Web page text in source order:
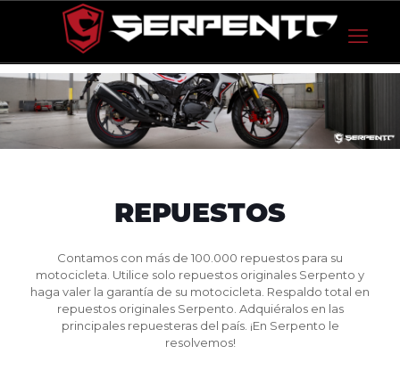
REPUESTOS
Contamos con más de 100.000 repuestos para su
motocicleta. Utilice solo repuestos originales Serpento y
haga valer la garantía de su motocicleta. Respaldo total en
repuestos originales Serpento. Adquiéralos en las
principales repuesteras del país. ¡En Serpento le
resolvemos!